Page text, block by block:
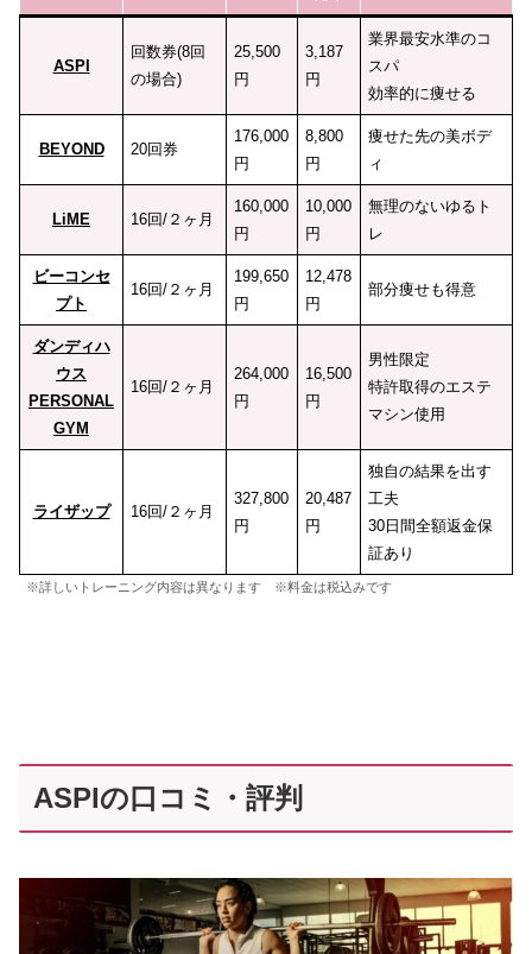
ASPI
回数券(8回
の場合)
25,500
円
3,187
円
業界最安水準のコ
スパ
効率的に痩せる
BEYOND 20回券
176,000
円
8,800
円
痩せた先の美ボデ
ィ
LiME 16回/２ヶ月
160,000
円
10,000
円
無理のないゆるト
レ
ビーコンセ
プト
16回/２ヶ月
199,650
円
12,478
円
部分痩せも得意
ダンディハ
ウス
PERSONAL
GYM
16回/２ヶ月
264,000
円
16,500
円
男性限定
特許取得のエステ
マシン使用
ライザップ 16回/２ヶ月
327,800
円
20,487
円
独自の結果を出す
工夫
30日間全額返金保
証あり
※詳しいトレーニング内容は異なります ※料金は税込みです
ASPIの口コミ・評判